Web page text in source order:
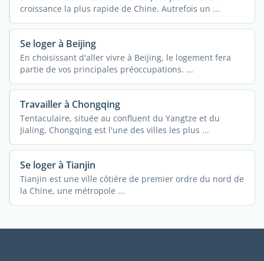
croissance la plus rapide de Chine. Autrefois un ...
Se loger à Beijing
En choisissant d'aller vivre à Beijing, le logement fera
partie de vos principales préoccupations. ...
Travailler à Chongqing
Tentaculaire, située au confluent du Yangtze et du
Jialing, Chongqing est l'une des villes les plus ...
Se loger à Tianjin
Tianjin est une ville côtière de premier ordre du nord de
la Chine, une métropole ...